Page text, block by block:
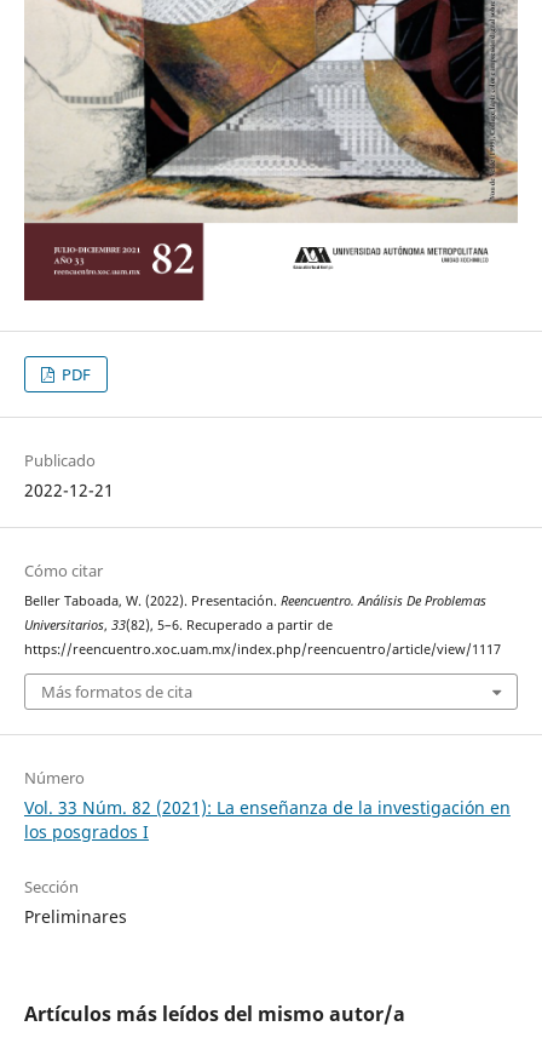
PDF
Publicado
2022-12-21
Cómo citar
Beller Taboada, W. (2022). Presentación. Reencuentro. Análisis De Problemas
Universitarios, 33(82), 5–6. Recuperado a partir de
https://reencuentro.xoc.uam.mx/index.php/reencuentro/article/view/1117
Más formatos de cita
Número
Vol. 33 Núm. 82 (2021): La enseñanza de la investigación en
los posgrados I
Sección
Preliminares
Artículos más leídos del mismo autor/a